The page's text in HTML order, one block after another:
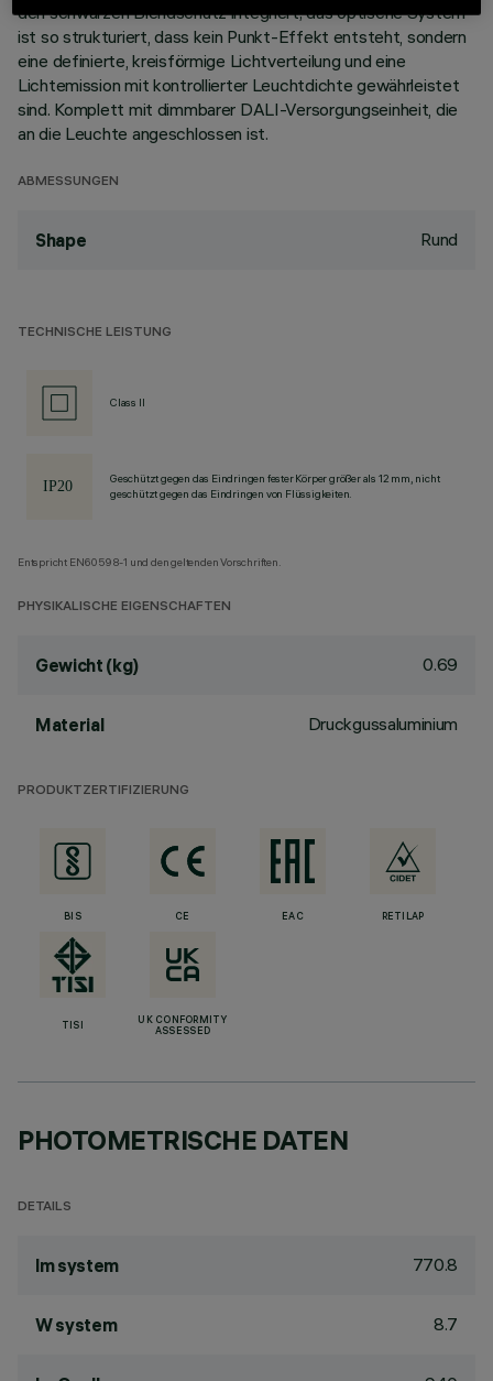
den schwarzen Blendschutz integriert; das optische System
ist so strukturiert, dass kein Punkt-Effekt entsteht, sondern
eine definierte, kreisförmige Lichtverteilung und eine
Lichtemission mit kontrollierter Leuchtdichte gewährleistet
sind. Komplett mit dimmbarer DALI-Versorgungseinheit, die
an die Leuchte angeschlossen ist.
ABMESSUNGEN
Shape Rund
TECHNISCHE LEISTUNG
Class II
Geschützt gegen das Eindringen fester Körper größer als 12 mm, nicht
geschützt gegen das Eindringen von Flüssigkeiten.
Entspricht EN60598-1 und den geltenden Vorschriften.
PHYSIKALISCHE EIGENSCHAFTEN
Gewicht (kg) 0.69
Material Druckgussaluminium
PRODUKTZERTIFIZIERUNG
BIS CE EAC RETILAP
TISI
UK CONFORMITY
ASSESSED
PHOTOMETRISCHE DATEN
DETAILS
lm system 770.8
W system 8.7